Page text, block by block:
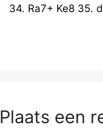
34. Ra7+ Ke8 35.
Plaats een